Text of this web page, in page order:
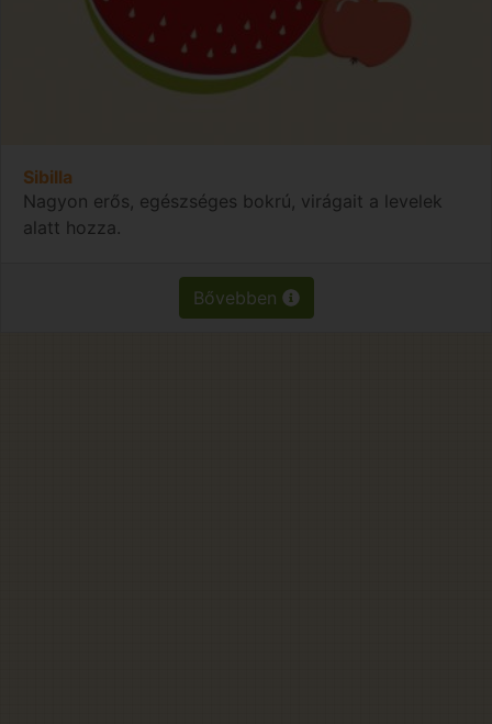
Sibilla
Nagyon erős, egészséges bokrú, virágait a levelek
alatt hozza.
Bővebben